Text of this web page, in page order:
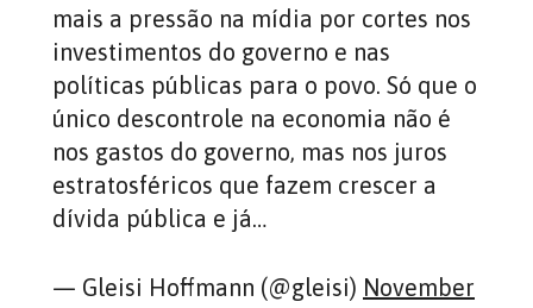
mais a pressão na mídia por cortes nos
investimentos do governo e nas
políticas públicas para o povo. Só que o
único descontrole na economia não é
nos gastos do governo, mas nos juros
estratosféricos que fazem crescer a
dívida pública e já…
— Gleisi Hoffmann (@gleisi) November